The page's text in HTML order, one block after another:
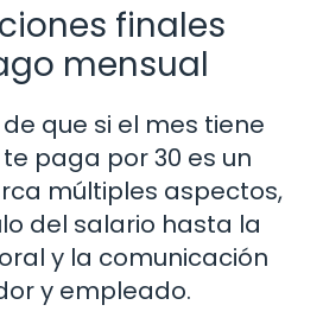
finales
mensual
que si el mes tiene
paga por 30 es un
múltiples aspectos,
del salario hasta la
y la comunicación
y empleado.